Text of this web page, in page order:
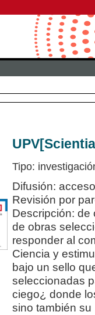
Tipo:
Difusión:
Revisión por
Descripción: de
de obras
responder al
Ciencia y
bajo un sello
seleccionadas
ciego¿ donde
sino también